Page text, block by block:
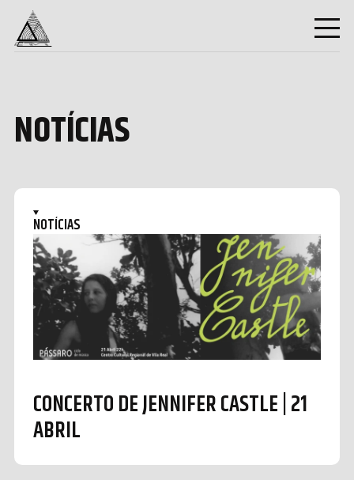
NOTÍCIAS
NOTÍCIAS
CONCERTO DE JENNIFER CASTLE | 21
ABRIL